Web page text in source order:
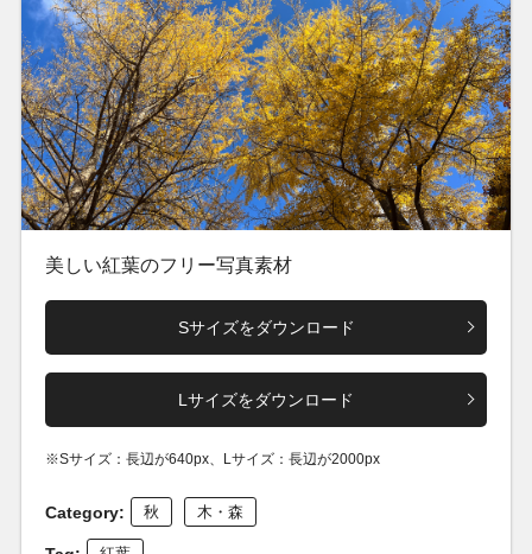
美しい紅葉のフリー写真素材
Sサイズをダウンロード
Lサイズをダウンロード
※Sサイズ：長辺が640px、Lサイズ：長辺が2000px
Category: 秋 木・森